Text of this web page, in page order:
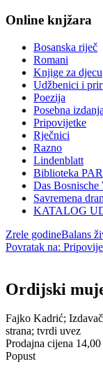
Online knjžara
Bosanska riječ
Romani
Knjige za djecu
Udžbenici i
Poezija
Posebna izdanja
Pripovijetke
Rječnici
Razno
Lindenblatt
Biblioteka
Das Bosnische
Savremena
KATALOG
Zrele godineBalans
Povratak na:
Ordijski
Fajko Kadrić;
strana; tvrdi uvez
Prodajna cijena 14,00
Popust